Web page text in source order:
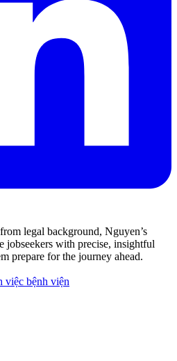
legal background, Nguyen’s
jobseekers with precise, insightful
prepare for the journey ahead.
việc bệnh viện